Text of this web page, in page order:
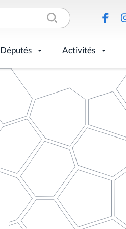
Députés Activités